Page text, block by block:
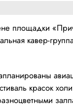
площадки
кавер-
красок